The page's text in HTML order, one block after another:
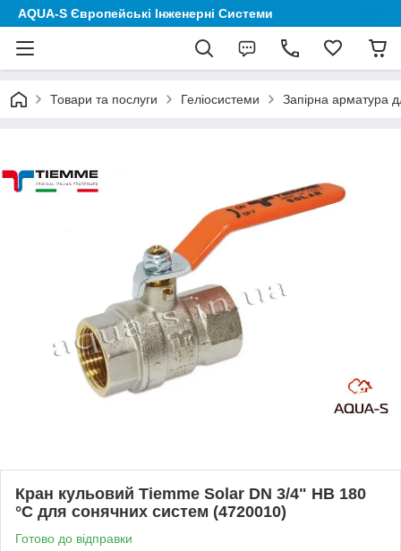
AQUA-S Європейські Інженерні Системи
Товари та послуги Геліосистеми Запірна арматура
Кран кульовий Tiemme Solar DN 3/4" НВ 180
°C для сонячних систем (4720010)
Готово до відправки